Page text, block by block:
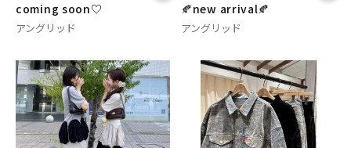
coming soon♡
アングリッド
🍂new arrival🍂
アングリッド